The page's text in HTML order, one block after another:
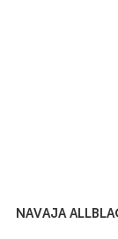
NAVAJA